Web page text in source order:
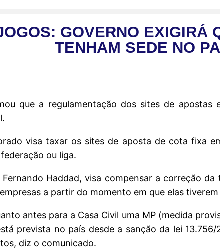
GOVERNO EXIGIRÁ
TENHAM SEDE NO
que a regulamentação dos sites de
visa taxar os sites de aposta de cota fixa
ou liga.
Haddad, visa compensar a correção
a partir do momento em que elas
antes para a Casa Civil uma MP (medida
prevista no país desde a sanção da lei
diz o comunicado.